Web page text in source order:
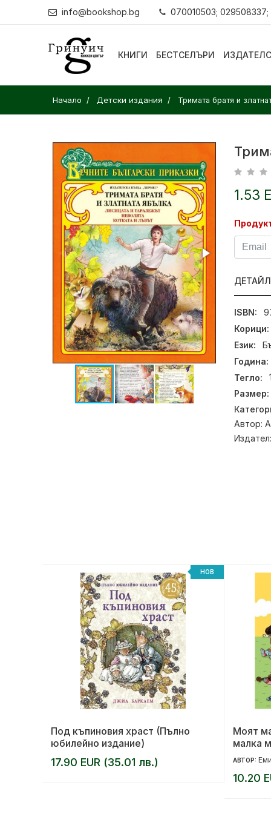
info@bookshop.bg 070010503; 029508337;
КНИГИ БЕСТСЕЛЪРИ
Начало Детски издания Тримата братя и
1.53
ISBN:
Корици:
Език:
Година:
Тегло:
Размер:
Автор:
Издател:
НОВ
Под къпиновия храст (Пълно
юбилейно издание)
17.90 EUR (35.01 лв.)
Моят
малка
АВТОР:
10.20